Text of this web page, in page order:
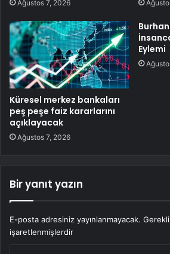
Ağustos 7, 2026
Küresel merkez bankaları
peş peşe faiz kararlarını
açıklayacak
Ağustos 7, 2026
Eylemi
Bir yanıt yazın
E-posta adresiniz yayınlanmayacak.
işaretlenmişlerdir